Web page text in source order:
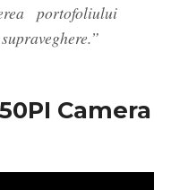
portofoliului
Camera